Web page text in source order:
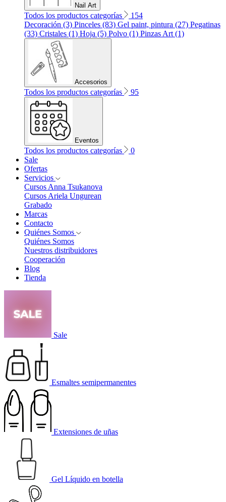
Nail Art
Todos los productos categorías
154
Decoración (3) Pinceles (83) Gel paint, pintura (27) Pegatinas
(33) Cristales (1) Hoja (5) Polvo (1) Pinzas Art (1)
Accesorios
Todos los productos categorías 95
Eventos
Todos los productos categorías
0
Sale
Ofertas
Servicios
Cursos Anna Tsukanova
Cursos Ariela Ungurean
Grabado
Marcas
Contacto
Quiénes Somos
Quiénes Somos
Nuestros distribuidores
Cooperación
Blog
Tienda
Sale
Esmaltes semipermanentes
Extensiones de uñas
Gel Líquido en botella